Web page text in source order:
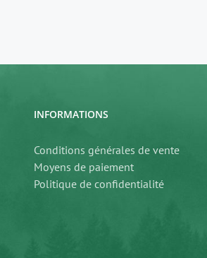
INFORMATIONS
Conditions générales de vente
Moyens de paiement
Politique de confidentialité